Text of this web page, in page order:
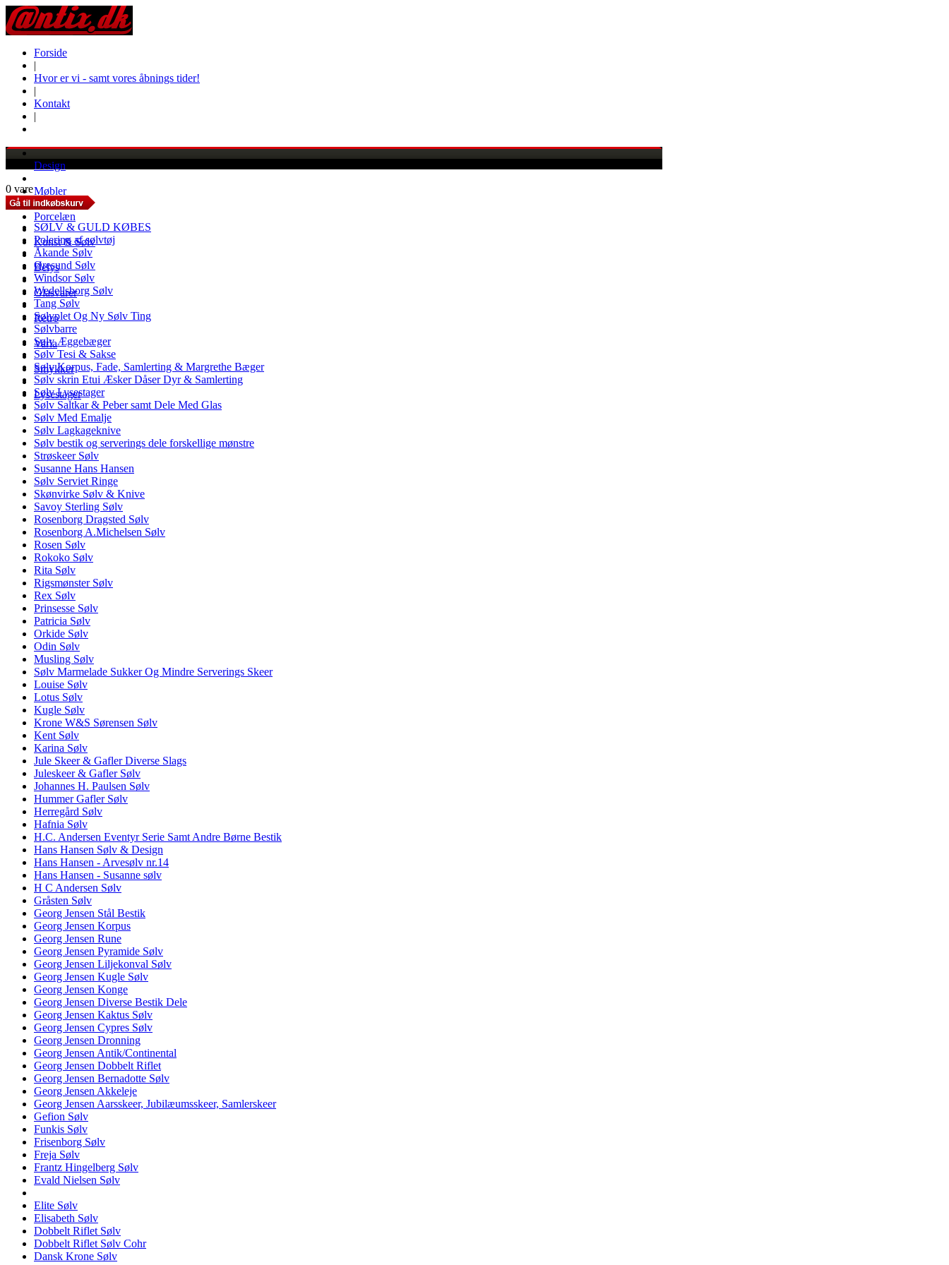
Forside
|
Hvor er vi - samt vores åbnings tider!
|
Kontakt
|
Design
Møbler
Porcelæn
Kunst & Sølv
Belys
Glasvarer
Retro
Varia
Smykker
Lysestager
0 vare
SØLV & GULD KØBES
Polering af sølvtøj
Åkande Sølv
Øresund Sølv
Windsor Sølv
Wedellsborg Sølv
Tang Sølv
Sølvplet Og Ny Sølv Ting
Sølvbarre
Sølv Æggebæger
Sølv Tesi & Sakse
Sølv Korpus, Fade, Samlerting & Margrethe Bæger
Sølv skrin Etui Æsker Dåser Dyr & Samlerting
Sølv Lysestager
Sølv Saltkar & Peber samt Dele Med Glas
Sølv Med Emalje
Sølv Lagkageknive
Sølv bestik og serverings dele forskellige mønstre
Strøskeer Sølv
Susanne Hans Hansen
Sølv Serviet Ringe
Skønvirke Sølv & Knive
Savoy Sterling Sølv
Rosenborg Dragsted Sølv
Rosenborg A.Michelsen Sølv
Rosen Sølv
Rokoko Sølv
Rita Sølv
Rigsmønster Sølv
Rex Sølv
Prinsesse Sølv
Patricia Sølv
Orkide Sølv
Odin Sølv
Musling Sølv
Sølv Marmelade Sukker Og Mindre Serverings Skeer
Louise Sølv
Lotus Sølv
Kugle Sølv
Krone W&S Sørensen Sølv
Kent Sølv
Karina Sølv
Jule Skeer & Gafler Diverse Slags
Juleskeer & Gafler Sølv
Johannes H. Paulsen Sølv
Hummer Gafler Sølv
Herregård Sølv
Hafnia Sølv
H.C. Andersen Eventyr Serie Samt Andre Børne Bestik
Hans Hansen Sølv & Design
Hans Hansen - Arvesølv nr.14
Hans Hansen - Susanne sølv
H C Andersen Sølv
Gråsten Sølv
Georg Jensen Stål Bestik
Georg Jensen Korpus
Georg Jensen Rune
Georg Jensen Pyramide Sølv
Georg Jensen Liljekonval Sølv
Georg Jensen Kugle Sølv
Georg Jensen Konge
Georg Jensen Diverse Bestik Dele
Georg Jensen Kaktus Sølv
Georg Jensen Cypres Sølv
Georg Jensen Dronning
Georg Jensen Antik/Continental
Georg Jensen Dobbelt Riflet
Georg Jensen Bernadotte Sølv
Georg Jensen Akkeleje
Georg Jensen Aarsskeer, Jubilæumsskeer, Samlerskeer
Gefion Sølv
Funkis Sølv
Frisenborg Sølv
Freja Sølv
Frantz Hingelberg Sølv
Evald Nielsen Sølv
Elite Sølv
Elisabeth Sølv
Dobbelt Riflet Sølv
Dobbelt Riflet Sølv Cohr
Dansk Krone Sølv